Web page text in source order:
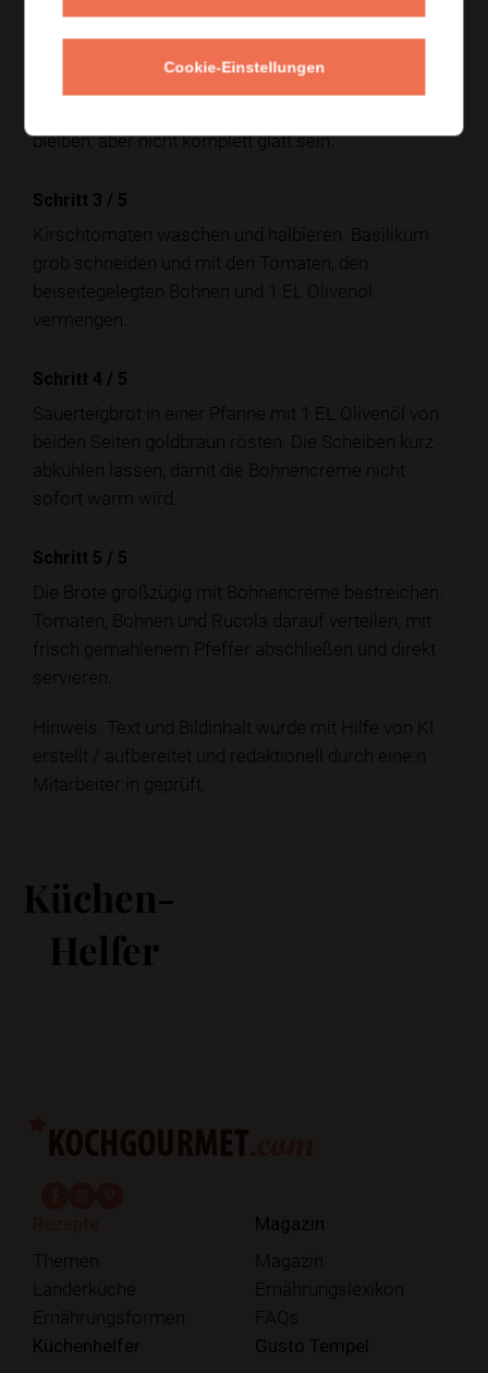
Knoblauch, Zitronensaft, etwas Zitronenabrieb, Senf,
2 EL Olivenöl, Salz und frisch gemahlenem Pfeffer
bleiben, aber nicht komplett glatt sein.
Schritt 3 / 5
Kirschtomaten waschen und halbieren. Basilikum
grob schneiden und mit den Tomaten, den
beiseitegelegten Bohnen und 1 EL Olivenöl
vermengen.
Schritt 4 / 5
Sauerteigbrot in einer Pfanne mit 1 EL Olivenöl von
beiden Seiten goldbraun rösten. Die Scheiben kurz
abkühlen lassen, damit die Bohnencreme nicht
sofort warm wird.
Schritt 5 / 5
Die Brote großzügig mit Bohnencreme bestreichen.
Tomaten, Bohnen und Rucola darauf verteilen, mit
frisch gemahlenem Pfeffer abschließen und direkt
servieren.
Hinweis: Text und Bildinhalt wurde mit Hilfe von KI
erstellt / aufbereitet und redaktionell durch eine:n
Mitarbeiter:in geprüft.
Küchen-
Helfer
Themen
Länderküche
Ernährungsformen
Magazin
Magazin
Ernährungslexikon
FAQs
Küchenhelfer Gusto Tempel
Cookie-Einstellungen